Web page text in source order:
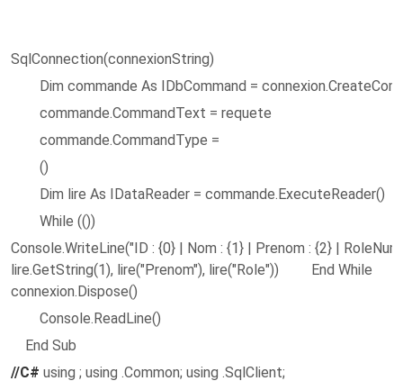
SqlConnection(connexionString)
Dim commande As IDbCommand =
commande.CommandText = requete
commande.CommandType =
()
Dim lire As IDataReader = commande.ExecuteReader()
While (())
Console.WriteLine("ID : {0} | Nom : {1} | Prenom : {2} |
lire.GetString(1), lire("Prenom"), lire("Role")) End While
connexion.Dispose()
Console.ReadLine()
End Sub
//C# using ; using .Common; using .SqlClient;